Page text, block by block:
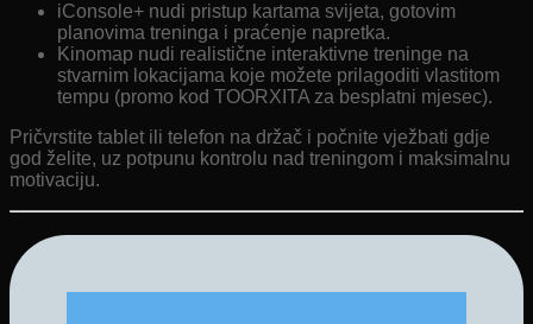
iConsole+ nudi pristup kartama svijeta, gotovim
planovima treninga i praćenje napretka.
Kinomap nudi realistične interaktivne treninge na
stvarnim lokacijama koje možete prilagoditi vlastitom
tempu (promo kod TOORXITA za besplatni mjesec).
Pričvrstite tablet ili telefon na držač i počnite vježbati gdje
god želite, uz potpunu kontrolu nad treningom i maksimalnu
motivaciju.